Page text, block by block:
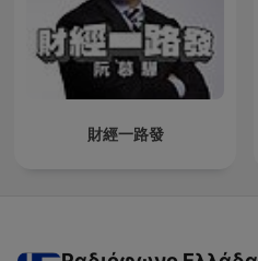
財經一路發